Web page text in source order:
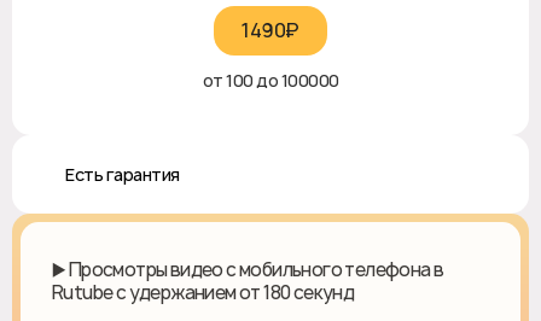
1490₽‎
от 100 до 100000
♻️ Есть гарантия
▶️ Просмотры видео с мобильного телефона в
Rutube с удержанием от 180 секунд